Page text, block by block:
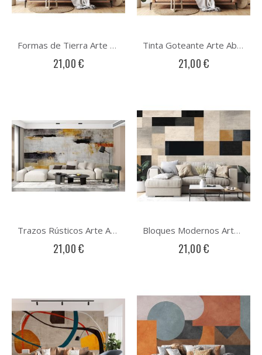
Formas de Tierra Arte Abstracto
21,00 €
Tinta Goteante Arte Abstracto
21,00 €
Trazos Rústicos Arte Abstracto
21,00 €
Bloques Modernos Arte Abstracto
21,00 €